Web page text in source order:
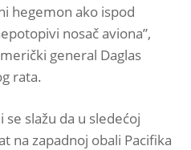
hegemon ako ispod
nosač aviona”,
general Daglas
rata.
slažu da u sledećoj
na zapadnoj obali Pacifika